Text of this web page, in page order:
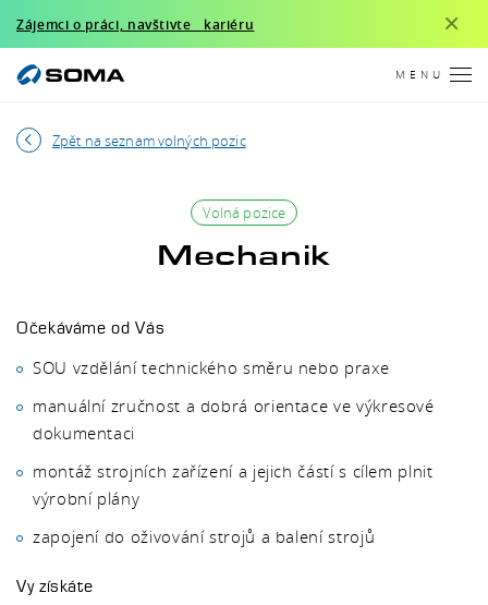
Zájemci o práci, navštivte kariéru ×
MENU
Zpět na seznam volných pozic
Volná pozice
Mechanik
Očekáváme od Vás
SOU vzdělání technického směru nebo praxe
manuální zručnost a dobrá orientace ve výkresové
dokumentaci
montáž strojních zařízení a jejich částí s cílem plnit
výrobní plány
zapojení do oživování strojů a balení strojů
Vy získáte